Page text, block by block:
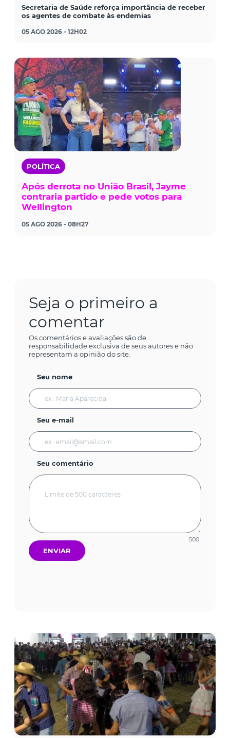
Secretaria de Saúde reforça importância de receber
os agentes de combate às endemias
05 AGO 2026 - 12H02
POLÍTICA
Após derrota no União Brasil, Jayme
contraria partido e pede votos para
Wellington
05 AGO 2026 - 08H27
Seja o primeiro a
comentar
Os comentários e avaliações são de
responsabilidade exclusiva de seus autores e não
representam a opinião do site.
Seu nome
Seu e-mail
Seu comentário
500
ENVIAR